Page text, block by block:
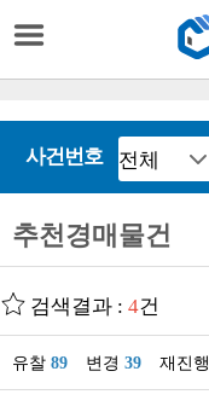
사건번호
추천경매물건
검색결과 : 4건
유찰 89 변경 39 재진행